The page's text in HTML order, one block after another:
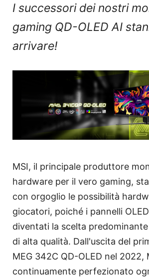
I successori dei nostri
gaming QD-OLED AI
arrivare!
MSI, il principale produttore
hardware per il vero gaming,
con orgoglio le possibilità
giocatori, poiché i pannelli
diventati la scelta
di alta qualità. Dall'uscita del
MEG 342C QD-OLED nel 2022,
continuamente perfezionato